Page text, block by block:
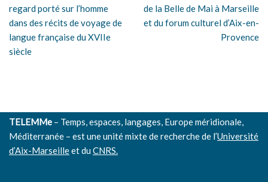
regard porté sur l’homme
dans des récits de voyage de
langue française du XVIIe
siècle
de la Belle de Mai à Marseille
et du forum culturel d’Aix-en-
Provence
TELEMMe – Temps, espaces, langages, Europe méridionale,
Méditerranée – est une unité mixte de recherche de l’Université
d’Aix-Marseilleet duCNRS.